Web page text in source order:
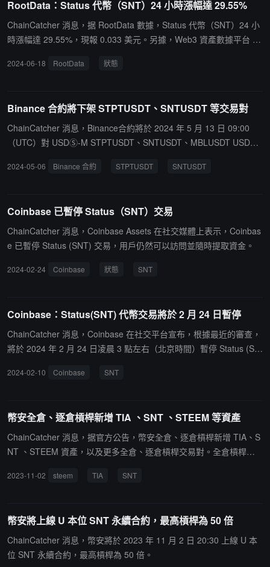
RootData：Status 代幣（SNT）24 小時漲幅達 29.55%
ChainCatcher 消息，据 RootData 數據，Status 代幣（SNT）24 小
時漲幅達 29.55%，現報 0.033 美元。另據，Web3 資產數據平台 R
3 瀏覽器。Status 賦予用戶聊天、交易的能力，並支持用戶在去中心
包和 Waku 消息協議(Whisper 的延續版本)。
2024-06-18 RootData 狀態
Binance 合約將下架 STPTUSDT、SNTUSDT 等交易對
ChainCatcher 消息，Binance合約將於 2024 年 5 月 13 日 09:00
（UTC）對 USDⓈ-M STPTUSDT、SNTUSDT、MBLUSDT USDⓈ-
部平倉並自動結算，將於 2024 年 5 月 14 日 09:00 (UTC) 生效。結
MBLUSDT、RADUSDT 和 CVXUSDT 永續合約的槓桿和保證金等級
進行調整，更新前已建倉的現有倉位將受到影響。強烈建議調整前先
調整倉位和槓桿，以避免潛在的爆倉。
2024-05-06 Binance 合約 STPTUSDT SNTUSDT
Coinbase 已暫停 Status（SNT）交易
ChainCatcher 消息，Coinbase Assets 在社交媒體上表示，Coinbas
e 已暫停 Status (SNT) 交易，用戶仍然可以訪問並隨時提取資金。
2024-02-24 Coinbase 狀態 SNT
Coinbase：Status(SNT) 代幣交易將於 2 月 24 日暫停
ChainCatcher 消息，Coinbase 在社交平台宣布，根據最近的審查，
將於 2024 年 2 月 24 日凌晨 3 點左右（北京時間）暫停 Status (SN
ase Prime 的交易將暫停，目前已將 SNT 訂單簿轉為限價模式，限
2024-02-10 Coinbase SNT
幣安全倉、逐倉槓桿新增 TIA 、SNT 、STEEM 等資產
ChainCatcher 消息，据官方公告，幣安全倉、逐倉槓桿新增 TIA、S
NT 、STEEM 資產，以及更多全倉、逐倉槓桿交易對。全倉槓桿新
T 、POWR/USDT 、SNT/USDT、STEEM/USDT 、TIA/USDT 。逐
2023-11-02 steem TIA SNT
幣安將上線 U 本位 SNT 永續合約，最高槓桿為 50 倍
ChainCatcher 消息，幣安將於 2023 年 11 月 2 日 20:30 上線 U 本
位 SNT 永續合約，最高槓桿為 50 倍。